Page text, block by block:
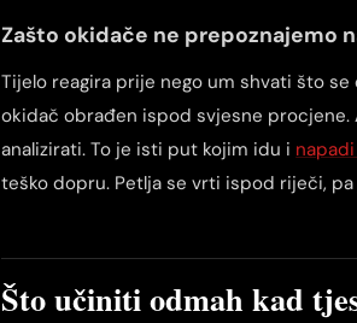
Zašto okidače ne prepoznajemo
Tijelo reagira prije nego um shvati što
okidač obrađen ispod svjesne procjene.
analizirati. To je isti put kojim idu i
teško dopru. Petlja se vrti ispod riječi,
Što učiniti odmah kad